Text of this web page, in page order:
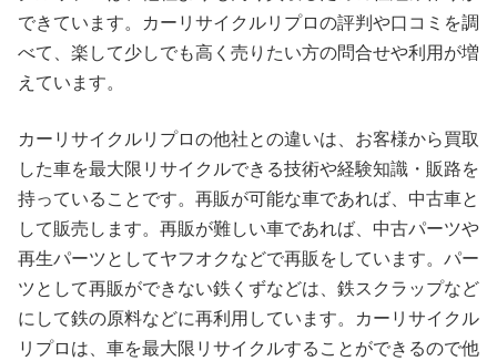
できています。カーリサイクルリプロの評判や口コミを調
べて、楽して少しでも高く売りたい方の問合せや利用が増
えています。
カーリサイクルリプロの他社との違いは、お客様から買取
した車を最大限リサイクルできる技術や経験知識・販路を
持っていることです。再販が可能な車であれば、中古車と
して販売します。再販が難しい車であれば、中古パーツや
再生パーツとしてヤフオクなどで再販をしています。パー
ツとして再販ができない鉄くずなどは、鉄スクラップなど
にして鉄の原料などに再利用しています。カーリサイクル
リプロは、車を最大限リサイクルすることができるので他